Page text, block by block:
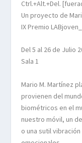
Ctrl.+Alt.+Del.
Un proyecto de
IX Premio
Del 5 al 26 de Julio
Sala 1
Mario M. Martínez
provienen del
biométricos en el
nuestro móvil, un
o una sutil